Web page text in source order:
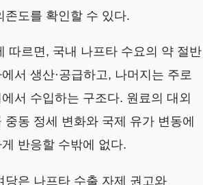
존도를 확인할 수 있다.
따르면, 국내 나프타 수요의 약 절반
서 생산·공급하고, 나머지는 주로
서 수입하는 구조다. 원료의 대외
동 정세 변화와 국제 유가 변동에
반응할 수밖에 없다.
당은 나프타 수출 자제 권고와